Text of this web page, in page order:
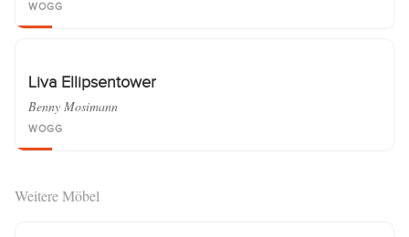
WOGG
Liva Ellipsentower
Benny Mosimann
WOGG
Weitere Möbel